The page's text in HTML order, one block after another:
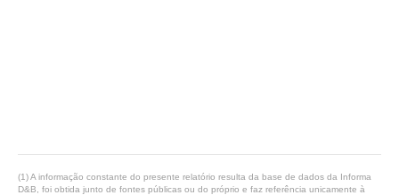
(1) A informação constante do presente relatório resulta da base de dados da Informa
D&B, foi obtida junto de fontes públicas ou do próprio e faz referência unicamente à